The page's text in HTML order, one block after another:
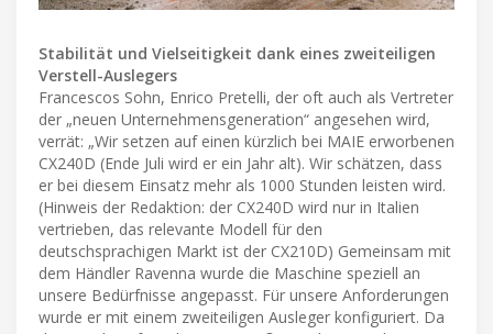
Stabilität und Vielseitigkeit dank eines zweiteiligen
Verstell-Auslegers
Francescos Sohn, Enrico Pretelli, der oft auch als Vertreter
der „neuen Unternehmensgeneration“ angesehen wird,
verrät: „Wir setzen auf einen kürzlich bei MAIE erworbenen
CX240D (Ende Juli wird er ein Jahr alt). Wir schätzen, dass
er bei diesem Einsatz mehr als 1000 Stunden leisten wird.
(Hinweis der Redaktion: der CX240D wird nur in Italien
vertrieben, das relevante Modell für den
deutschsprachigen Markt ist der CX210D) Gemeinsam mit
dem Händler Ravenna wurde die Maschine speziell an
unsere Bedürfnisse angepasst. Für unsere Anforderungen
wurde er mit einem zweiteiligen Ausleger konfiguriert. Da